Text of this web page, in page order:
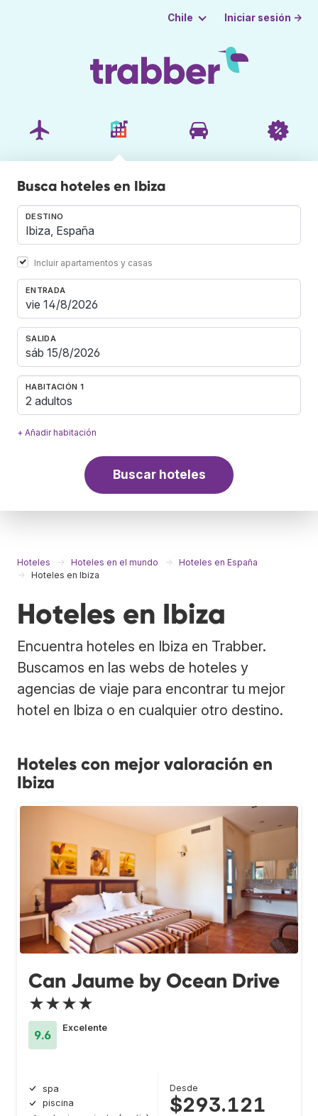
Chile Iniciar sesión →
Busca hoteles en Ibiza
DESTINO
Incluir apartamentos y casas
ENTRADA
SALIDA
HABITACIÓN 1
2 adultos
+ Añadir habitación
Buscar hoteles
Hoteles Hoteles en el mundo
Hoteles en España
Hoteles en Ibiza
Hoteles en Ibiza
Encuentra hoteles en Ibiza en Trabber.
Buscamos en las webs de hoteles y
agencias de viaje para encontrar tu mejor
hotel en Ibiza o en cualquier otro destino.
Hoteles con mejor valoración en
Ibiza
Can Jaume by Ocean Drive
★★★★
9.6
Excelente
spa
piscina
Desde
$293.121